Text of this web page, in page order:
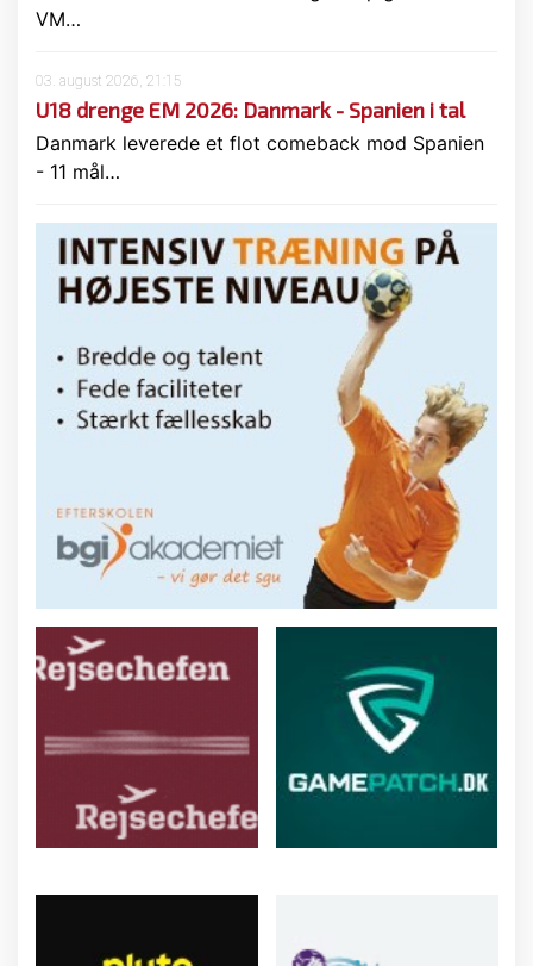
VM…
03. august 2026, 21:15
U18 drenge EM 2026: Danmark - Spanien i tal
Danmark leverede et flot comeback mod Spanien
- 11 mål…